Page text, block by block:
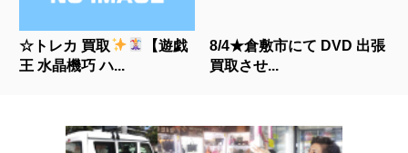
☆トレカ 買取
【遊戯
王 水晶機巧 ハ...
8/4★倉敷市にて DVD 出張
買取させ...